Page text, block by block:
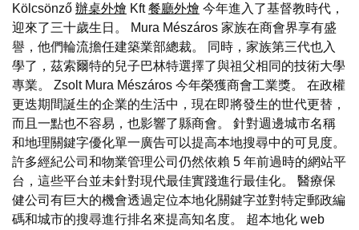
Kölcsönző 辦桌外燴 Kft餐廳外燴 今年進入了基督教時代，
迎來了三十歲生日。 Mura Mészáros 家族在商會界享有盛
譽，他們輪流擔任建築業部總裁。 同時，家族第三代也入
學了，茲索爾特的兒子巴林特選擇了與祖父相同的技術大學
專業。 Zsolt Mura Mészáros 今年榮獲商會工業獎。 在政權
更迭期間誕生的企業的生活中，現在即將發生的世代更替，
而且一點也不容易，也影響了縣商會。 針對週邊城市名稱
和地理關鍵字優化單一廣告可以提高本地搜尋中的可見度。
許多經紀公司和物業管理公司仍然依賴 5 年前過時的網站平
台，這些平台並未針對現代最佳實踐進行最佳化。 醫療保
健公司有巨大的機會透過定位本地化關鍵字並對特定郵政編
碼和城市的搜尋進行排名來提高知名度。 超本地化 web